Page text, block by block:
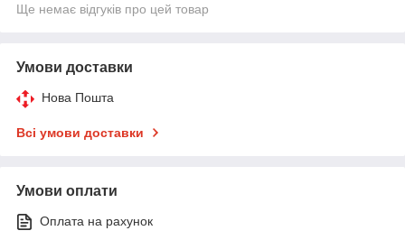
Ще немає відгуків про цей товар
Умови доставки
Нова Пошта
Всі умови доставки
Умови оплати
Оплата на рахунок